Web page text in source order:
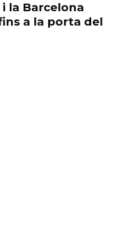
la Barcelona
a la porta del